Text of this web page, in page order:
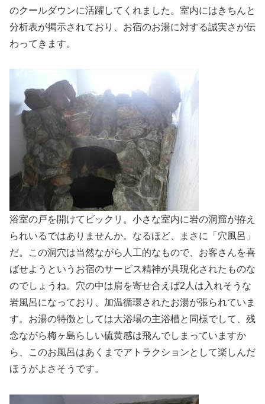
のクールダウンに活躍してくれました。室内にはきちんと
分析表が掲示されており、お宿のお湯に対する誠実さが伝
わってきます。
浴室の戸を開けてビックリ。小さな室内に岩の洞窟が拵え
られいるではありませんか。なるほど、まさに「穴風呂」
だ。この洞穴は当然ながら人工的なもので、お客さんを喜
ばせようというお宿のサービス精神が具現化されたものな
のでしょうね。穴の中は肩を寄せ合えば2人は入れそうな
岩風呂になっており、加温循環されたお湯が張られていま
す。お湯の特徴としては大浴場の主浴槽と同様でして、残
念ながら梅ヶ島らしい硫黄感は飛んでしまっていますか
ら、このお風呂はあくまでアトラクションとして楽しんだ
ほうがよさそうです。